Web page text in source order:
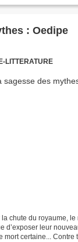
: Oedipe
LITTERATURE
chute du royaume,
d’exposer leur
mort certaine... Contre